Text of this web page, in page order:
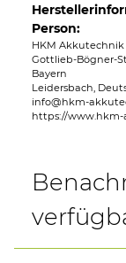
Person:
HKM Akkutechnik
Gottlieb-Bögner-
Bayern
Leidersbach,
info@hkm-
https://